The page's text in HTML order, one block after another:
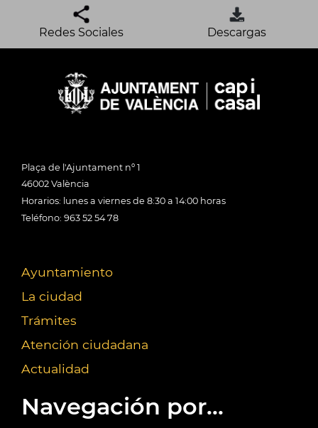
Redes Sociales Descargas
Plaça de l'Ajuntament nº 1
46002 València
Horarios: lunes a viernes de 8:30 a 14:00 horas
Teléfono: 963 52 54 78
Ayuntamiento
La ciudad
Trámites
Atención ciudadana
Actualidad
Navegación por...